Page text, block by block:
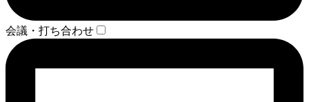
会議・打ち合わせ